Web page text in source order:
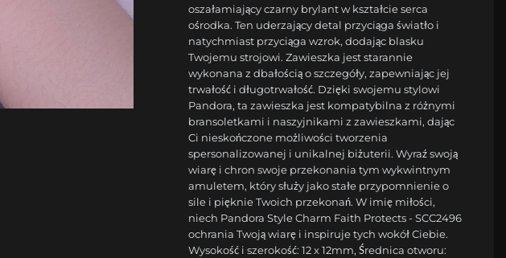
oszałamiający czarny brylant w kształcie serca
ośrodka. Ten uderzający detal przyciąga światło i
natychmiast przyciąga wzrok, dodając blasku
Twojemu strojowi. Zawieszka jest starannie
wykonana z dbałością o szczegóły, zapewniając jej
trwałość i długotrwałość. Dzięki swojemu stylowi
Pandora, ta zawieszka jest kompatybilna z różnymi
bransoletkami i naszyjnikami z zawieszkami, dając
Ci nieskończone możliwości tworzenia
spersonalizowanej i unikalnej biżuterii. Wyraź swoją
wiarę i chron swoje przekonania tym wykwintnym
amuletem, który służy jako stałe przypomnienie o
sile i pięknie Twoich przekonań. W imię miłości,
niech Pandora Style Charm Faith Protects - SCC2496
ochrania Twoją wiarę i inspiruje tych wokół Ciebie.
Wysokość i szerokość: 12 x 12mm, Średnica otworu: